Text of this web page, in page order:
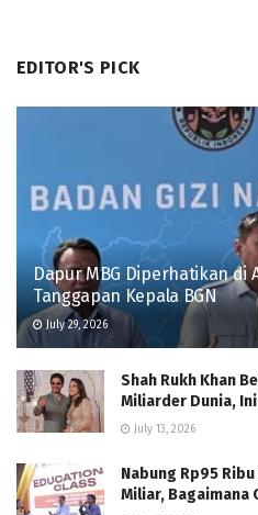
EDITOR'S PICK
Dapur MBG Diperhatikan di
Tanggapan Kepala BGN
July 29, 2026
Shah Rukh Khan
Miliarder Dunia,
July 13, 2026
Nabung Rp95
Miliar, Bagaimana